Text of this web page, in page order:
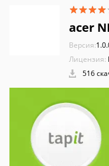
acer
Версия:
Лицензия:
516